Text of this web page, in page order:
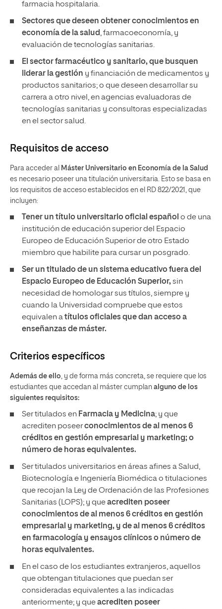
farmacia hospitalaria.
Sectores que deseen obtener conocimientos en
economía de la salud, farmacoeconomía, y
evaluación de tecnologías sanitarias.
El sector farmacéutico y sanitario, que busquen
liderar la gestión y financiación de medicamentos y
productos sanitarios; o que deseen desarrollar su
carrera a otro nivel, en agencias evaluadoras de
tecnologías sanitarias y consultoras especializadas
en el sector salud.
Requisitos de acceso
Para acceder al Máster Universitario en Economía de la Salud
es necesario poseer una titulación universitaria. Esto se basa en
los requisitos de acceso establecidos en el RD 822/2021, que
incluyen:
Tener un título universitario oficial español o de una
institución de educación superior del Espacio
Europeo de Educación Superior de otro Estado
miembro que habilite para cursar un posgrado.
Ser un titulado de un sistema educativo fuera del
Espacio Europeo de Educación Superior,sin
necesidad de homologar sus títulos, siempre y
cuando la Universidad compruebe que estos
equivalen atítulos oficiales que dan acceso a
enseñanzas de máster.
Criterios específicos
Además de ello, y de forma más concreta, se requiere que los
estudiantes que accedan al máster cumplan alguno de los
siguientes requisitos:
Ser titulados en Farmacia y Medicina; y que
acrediten poseerconocimientos de al menos 6
créditos en gestión empresarial y marketing; o
número de horas equivalentes.
Ser titulados universitarios en áreas afines a Salud,
Biotecnología e Ingeniería Biomédica o titulaciones
que recojan la Ley de Ordenación de las Profesiones
Sanitarias (LOPS); y queacrediten poseer
conocimientos de al menos 6 créditos en gestión
empresarial y marketing, y de al menos 6 créditos
en farmacología y ensayos clínicos o número de
horas equivalentes.
En el caso de los estudiantes extranjeros, aquellos
que obtengan titulaciones que puedan ser
consideradas equivalentes a las indicadas
anteriormente; y queacrediten poseer